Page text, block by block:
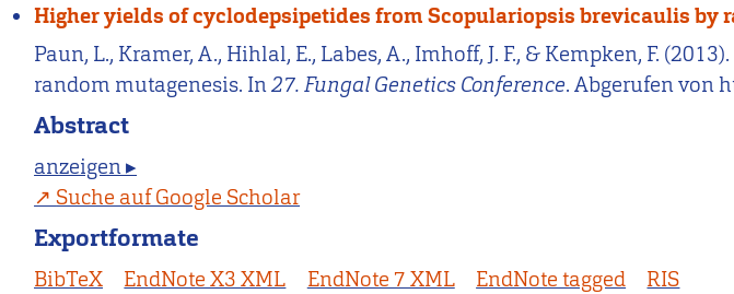
Higher yields of cyclodepsipetides from Scopulariopsis brevicaulis by
Paun, L., Kramer, A., Hihlal, E., Labes, A., Imhoff, J. F., & Kempken, F.
random mutagenesis. In27. Fungal Genetics Conference. Abgerufen von
Abstract
anzeigen ▸
Suche auf Google Scholar
Exportformate
BibTeX EndNote X3 XML EndNote 7 XML EndNote tagged RIS